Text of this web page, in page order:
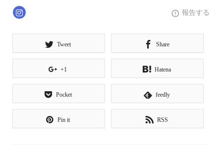
報告する
Tweet Share
+1 Hatena
Pocket feedly
Pin it RSS